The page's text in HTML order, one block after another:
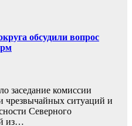
обсудили вопрос
заседание комиссии
ситуаций и
Северного
из…